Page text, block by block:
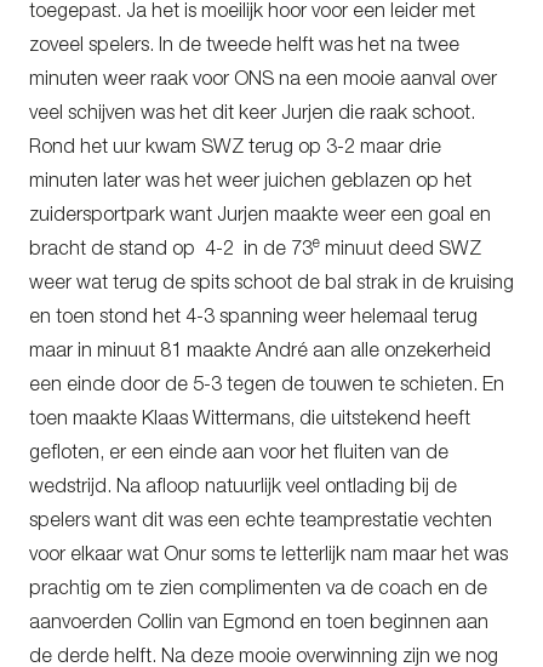
toegepast. Ja het is moeilijk hoor voor een leider met
zoveel spelers. In de tweede helft was het na twee
minuten weer raak voor ONS na een mooie aanval over
veel schijven was het dit keer Jurjen die raak schoot.
Rond het uur kwam SWZ terug op 3-2 maar drie
minuten later was het weer juichen geblazen op het
zuidersportpark want Jurjen maakte weer een goal en
bracht de stand op 4-2 in de 73e minuut deed SWZ
weer wat terug de spits schoot de bal strak in de kruising
en toen stond het 4-3 spanning weer helemaal terug
maar in minuut 81 maakte André aan alle onzekerheid
een einde door de 5-3 tegen de touwen te schieten. En
toen maakte Klaas Wittermans, die uitstekend heeft
gefloten, er een einde aan voor het fluiten van de
wedstrijd. Na afloop natuurlijk veel ontlading bij de
spelers want dit was een echte teamprestatie vechten
voor elkaar wat Onur soms te letterlijk nam maar het was
prachtig om te zien complimenten va de coach en de
aanvoerden Collin van Egmond en toen beginnen aan
de derde helft. Na deze mooie overwinning zijn we nog